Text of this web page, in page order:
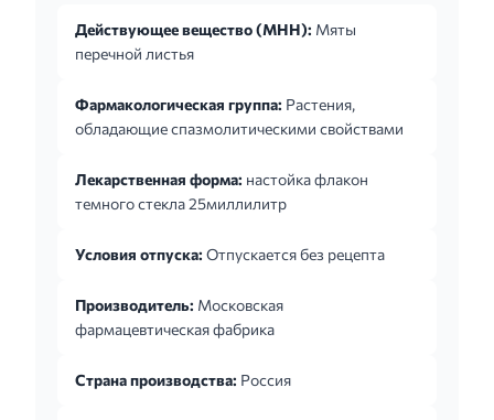
Действующее вещество (МНН): Мяты
перечной листья
Фармакологическая группа: Растения,
обладающие спазмолитическими свойствами
Лекарственная форма: настойка флакон
темного стекла 25миллилитр
Условия отпуска: Отпускается без рецепта
Производитель: Московская
фармацевтическая фабрика
Страна производства: Россия